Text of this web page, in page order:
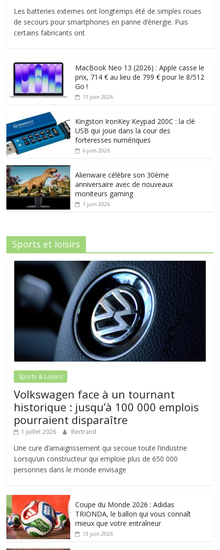
Les batteries externes ont longtemps été de simples roues
de secours pour smartphones en panne d’énergie. Puis
certains fabricants ont
MacBook Neo 13 (2026) : Apple casse le
prix, 714 € au lieu de 799 € pour le 8/512
Go !
11 juin 2026
Kingston IronKey Keypad 200C : la clé
USB qui joue dans la cour des
forteresses numériques
6 juin 2026
Alienware célèbre son 30ème
anniversaire avec de nouveaux
moniteurs gaming
1 juin 2026
Sports et loisirs
Sports & Loisirs
Volkswagen face à un tournant
historique : jusqu’à 100 000 emplois
pourraient disparaître
1 juillet 2026 Bertrand
Une cure d’amaigrissement qui secoue toute l’industrie
Lorsqu’un constructeur qui emploie plus de 650 000
personnes dans le monde envisage
Coupe du Monde 2026 : Adidas
TRIONDA, le ballon qui vous connaît
mieux que votre entraîneur
13 juin 2026